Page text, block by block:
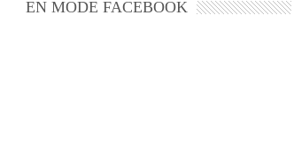
EN MODE FACEBOOK